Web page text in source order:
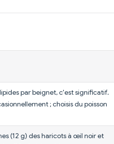
par beignet, c'est significatif.
; choisis du poisson
(12 g) des haricots à œil noir et